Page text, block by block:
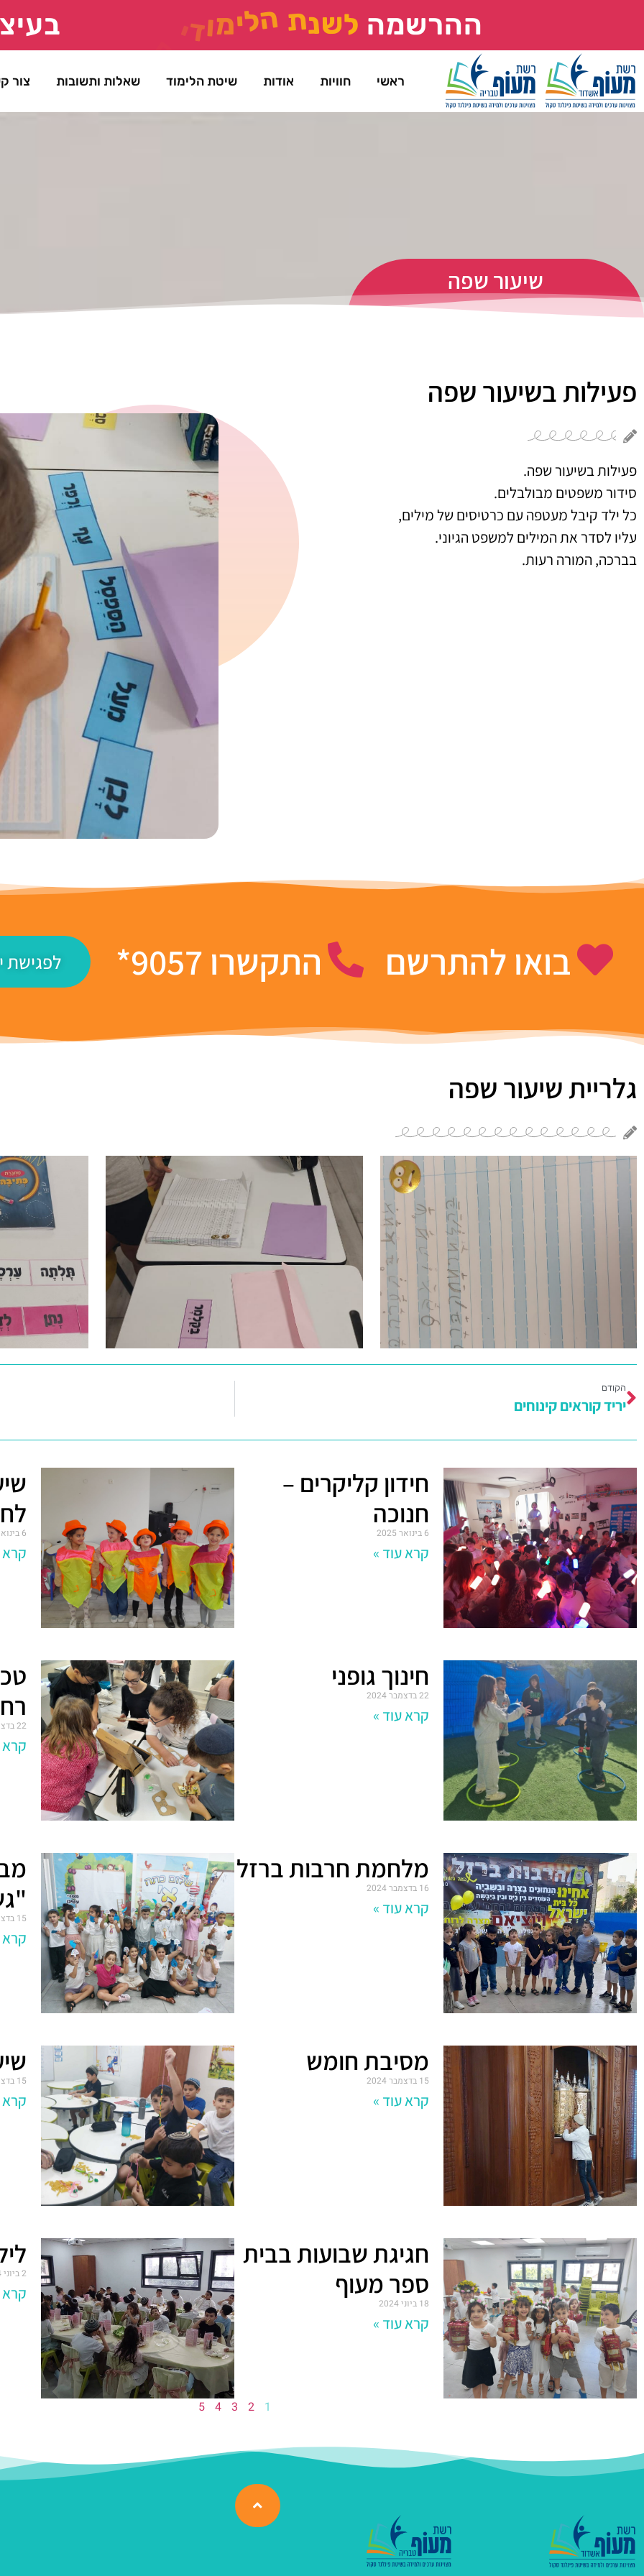
ההרשמה לשנת הלימודי
ראשי חוויות אודות שיטת הלימוד שאלות ותשובות צור
שיעור שפה
פעילות בשיעור שפה
פעילות בשיעור שפה.
סידור משפטים מבולבלים.
כל ילד קיבל מעטפה עם כרטיסים של מילים,
עליו לסדר את המילים למשפט הגיוני.
בברכה, המורה רעות.
בואו להתרשם התקשרו 9057* לפגישת
גלריית שיעור שפה
הקודם
יריד קוראים קינוחים
חידון קליקרים –
חנוכה
6 בינואר 2025
קרא עוד »
6 בינואר 2025
קרא
חינוך גופני
22 בדצמבר 2024
קרא עוד »
22 בדצמבר 2024
קרא
מלחמת חרבות ברזל
16 בדצמבר 2024
קרא עוד »
15 בדצמבר 2024
קרא
מסיבת חומש
15 בדצמבר 2024
קרא עוד »
15 בדצמבר 2024
קרא
חגיגת שבועות בבית
ספר מעוף
18 ביוני 2024
קרא עוד »
2 ביוני 2024
קרא
1
2
3
4
5